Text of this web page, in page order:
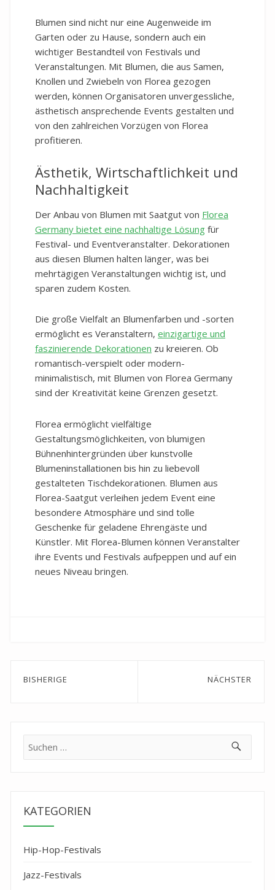
Blumen sind nicht nur eine Augenweide im
Garten oder zu Hause, sondern auch ein
wichtiger Bestandteil von Festivals und
Veranstaltungen. Mit Blumen, die aus Samen,
Knollen und Zwiebeln von Florea gezogen
werden, können Organisatoren unvergessliche,
ästhetisch ansprechende Events gestalten und
von den zahlreichen Vorzügen von Florea
profitieren.
Ästhetik, Wirtschaftlichkeit und
Nachhaltigkeit
Der Anbau von Blumen mit Saatgut von Florea
Germany bietet eine nachhaltige Lösung für
Festival- und Eventveranstalter. Dekorationen
aus diesen Blumen halten länger, was bei
mehrtägigen Veranstaltungen wichtig ist, und
sparen zudem Kosten.
Die große Vielfalt an Blumenfarben und -sorten
ermöglicht es Veranstaltern, einzigartige und
faszinierende Dekorationen zu kreieren. Ob
romantisch-verspielt oder modern-
minimalistisch, mit Blumen von Florea Germany
sind der Kreativität keine Grenzen gesetzt.
Florea ermöglicht vielfältige
Gestaltungsmöglichkeiten, von blumigen
Bühnenhintergründen über kunstvolle
Blumeninstallationen bis hin zu liebevoll
gestalteten Tischdekorationen. Blumen aus
Florea-Saatgut verleihen jedem Event eine
besondere Atmosphäre und sind tolle
Geschenke für geladene Ehrengäste und
Künstler. Mit Florea-Blumen können Veranstalter
ihre Events und Festivals aufpeppen und auf ein
neues Niveau bringen.
Beitragsnavigation
BISHERIGE NÄCHSTER
Suche
KATEGORIEN
Hip-Hop-Festivals
Jazz-Festivals